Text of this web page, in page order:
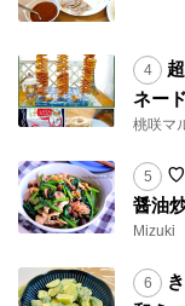
ネー
桃咲マ
♡
醤油
Mizuki